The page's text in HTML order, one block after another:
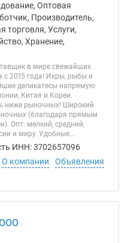
Оптовая
Производитель,
торговля, Услуги,
Хранение,
в мире свежайших
с 2015 года! Икры, рыбы и
деликатесы напрямую
Китая и Кореи.
ниже рыночных! Широкий
(благодаря прямым
Опт: мелкий, средний,
и миру. Удобные...
ИНН: 3702657096
О компании
Объявления